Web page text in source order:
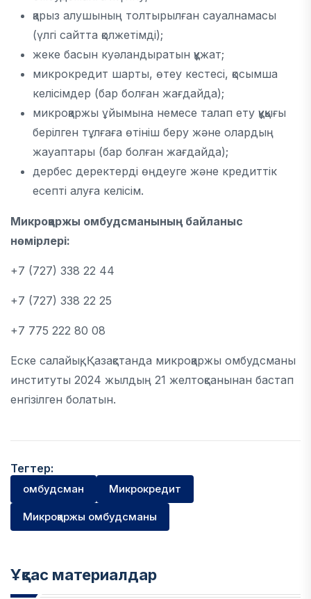
қарыз алушының толтырылған сауалнамасы
(үлгі сайтта қолжетімді);
жеке басын куәландыратын құжат;
микрокредит шарты, өтеу кестесі, қосымша
келісімдер (бар болған жағдайда);
микроқаржы ұйымына немесе талап ету құқығы
берілген тұлғаға өтініш беру және олардың
жауаптары (бар болған жағдайда);
дербес деректерді өңдеуге және кредиттік
есепті алуға келісім.
Микроқаржы омбудсманының байланыс
нөмірлері:
+7 (727) 338 22 44
+7 (727) 338 22 25
+7 775 222 80 08
Еске салайық, Қазақстанда микроқаржы омбудсманы
институты 2024 жылдың 21 желтоқсанынан бастап
енгізілген болатын.
Тегтер:
омбудсман Микрокредит
Микроқаржы омбудсманы
Ұқсас материалдар